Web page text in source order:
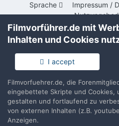
Sprache
Impressum /
Realisierung:
Powered by
Filmvorführer.de mit
Inhalten und Cookies
I accept
Filmvorfuehrer.de, die
eingebettete Skripte und Cookies,
gestalten und fortlaufend zu
von externen Inhalten (z.B.
Anzeigen.